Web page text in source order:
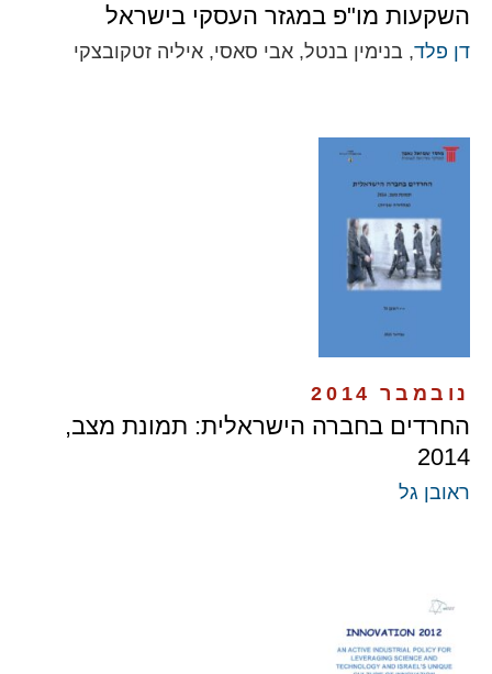
השקעות מו"פ במגזר העסקי בישראל
דן פלד, בנימין בנטל, אבי סאסי, איליה זטקובצקי
נובמבר 2014
החרדים בחברה הישראלית: תמונת מצב,
2014
ראובן גל